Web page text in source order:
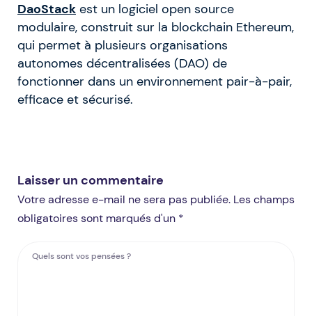
DaoStack est un logiciel open source
modulaire, construit sur la blockchain Ethereum,
qui permet à plusieurs organisations
autonomes décentralisées (DAO) de
fonctionner dans un environnement pair-à-pair,
efficace et sécurisé.
Laisser un commentaire
Votre adresse e-mail ne sera pas publiée. Les champs
obligatoires sont marqués d'un *